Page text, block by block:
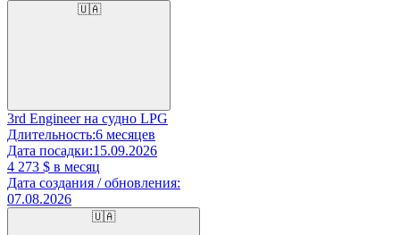
🇺🇦
3rd Engineer на судно LPG
Длительность:6 месяцев
Дата посадки:15.09.2026
4 273 $ в месяц
Дата создания / обновления:
07.08.2026
🇺🇦